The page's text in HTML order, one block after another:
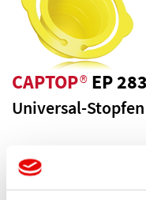
CAPTOP®EP 283
Universal-
Demontage.
Details zur Serie